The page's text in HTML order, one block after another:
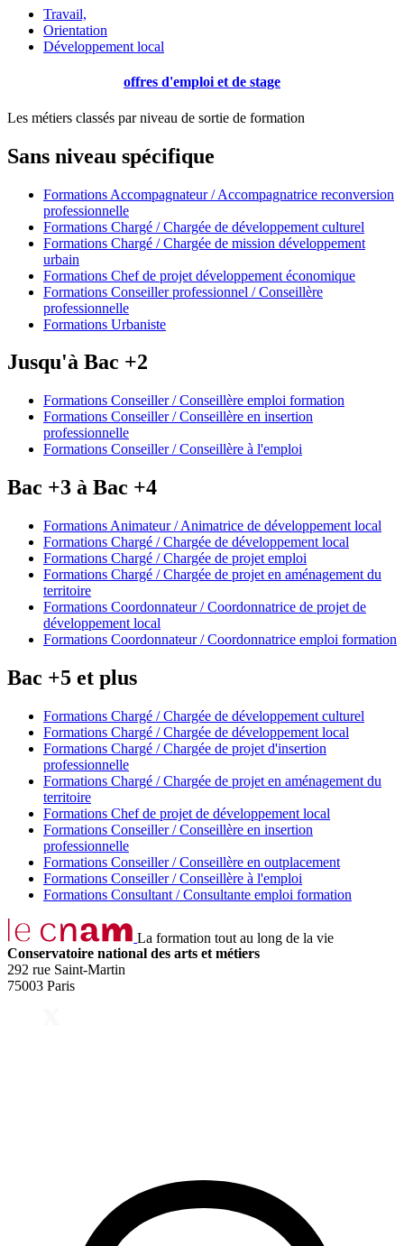
Travail,
Orientation
Développement local
offres d'emploi et de stage
Les métiers classés par niveau de sortie de formation
Sans niveau spécifique
Formations Accompagnateur / Accompagnatrice reconversion
professionnelle
Formations Chargé / Chargée de développement culturel
Formations Chargé / Chargée de mission développement
urbain
Formations Chef de projet développement économique
Formations Conseiller professionnel / Conseillère
professionnelle
Formations Urbaniste
Jusqu'à Bac +2
Formations Conseiller / Conseillère emploi formation
Formations Conseiller / Conseillère en insertion
professionnelle
Formations Conseiller / Conseillère à l'emploi
Bac +3 à Bac +4
Formations Animateur / Animatrice de développement local
Formations Chargé / Chargée de développement local
Formations Chargé / Chargée de projet emploi
Formations Chargé / Chargée de projet en aménagement du
territoire
Formations Coordonnateur / Coordonnatrice de projet de
développement local
Formations Coordonnateur / Coordonnatrice emploi formation
Bac +5 et plus
Formations Chargé / Chargée de développement culturel
Formations Chargé / Chargée de développement local
Formations Chargé / Chargée de projet d'insertion
professionnelle
Formations Chargé / Chargée de projet en aménagement du
territoire
Formations Chef de projet de développement local
Formations Conseiller / Conseillère en insertion
professionnelle
Formations Conseiller / Conseillère en outplacement
Formations Conseiller / Conseillère à l'emploi
Formations Consultant / Consultante emploi formation
La formation tout au long de la vie
Conservatoire national des arts et métiers
292 rue Saint-Martin
75003 Paris